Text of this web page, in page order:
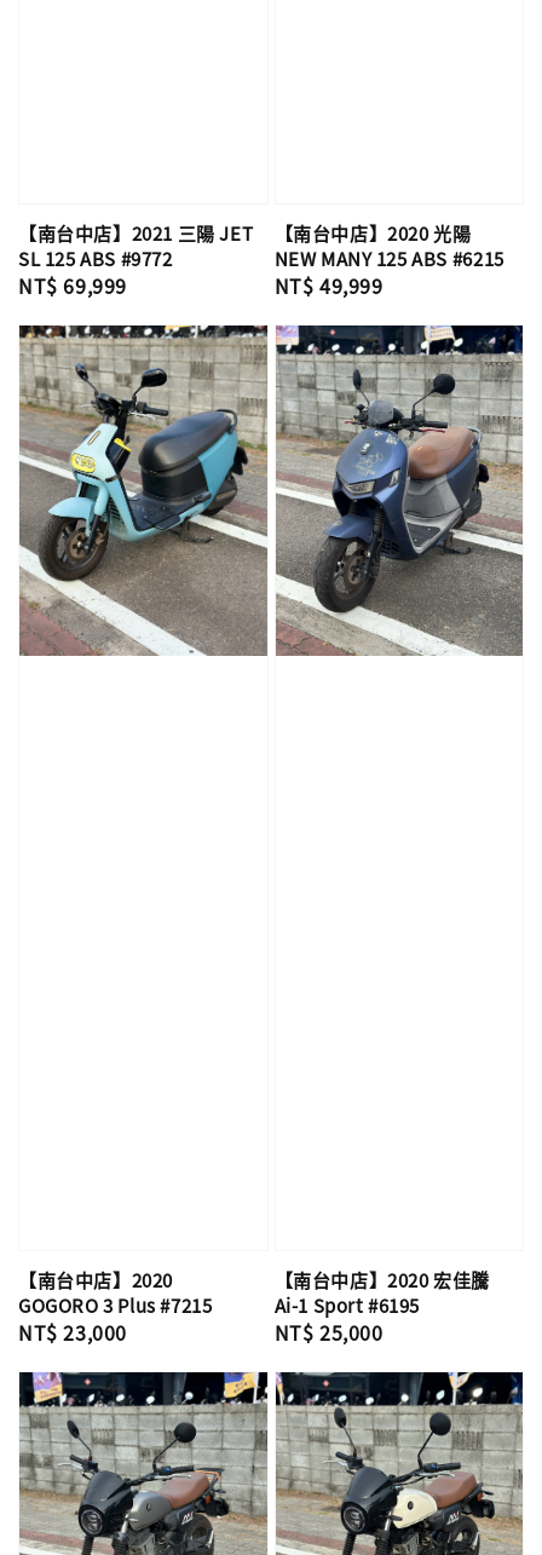
【南台中店】2021 三陽 JET
SL 125 ABS #9772
Regular
NT$ 69,999
【南台中店】2020 光陽
NEW MANY 125 ABS #6215
Regular
NT$ 49,999
【南台中店】2020
GOGORO 3 Plus #7215
Regular
NT$ 23,000
【南台中店】2020 宏佳騰
Ai-1 Sport #6195
Regular
NT$ 25,000